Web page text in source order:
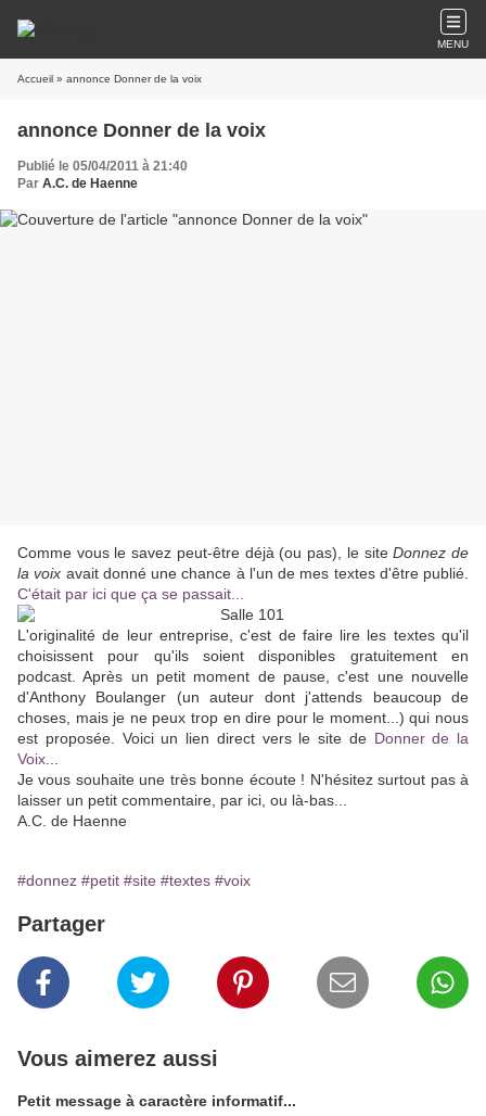
MENU
Accueil » annonce Donner de la voix
annonce Donner de la voix
Publié le 05/04/2011 à 21:40
Par A.C. de Haenne
Comme vous le savez peut-être déjà (ou pas), le siteDonnez de
la voix avait donné une chance à l'un de mes textes d'être publié.
C'était par ici que ça se passait...
L'originalité de leur entreprise, c'est de faire lire les textes qu'il
choisissent pour qu'ils soient disponibles gratuitement en
podcast. Après un petit moment de pause, c'est une nouvelle
d'Anthony Boulanger (un auteur dont j'attends beaucoup de
choses, mais je ne peux trop en dire pour le moment...) qui nous
est proposée. Voici un lien direct vers le site de Donner de la
Voix
Je vous souhaite une très bonne écoute ! N'hésitez surtout pas à
laisser un petit commentaire, par ici, ou là-bas...
A.C. de Haenne
#donnez #petit #site #textes #voix
Partager
Vous aimerez aussi
Petit message à caractère informatif...